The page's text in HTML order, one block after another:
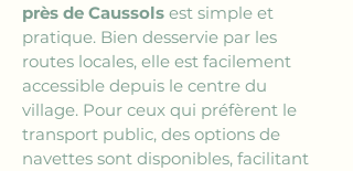
près de Caussols est simple et
pratique. Bien desservie par les
routes locales, elle est facilement
accessible depuis le centre du
village. Pour ceux qui préfèrent le
transport public, des options de
navettes sont disponibles, facilitant